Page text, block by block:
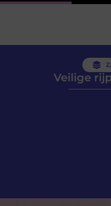
Veilige